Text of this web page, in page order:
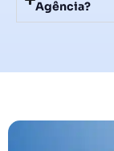
Agência?